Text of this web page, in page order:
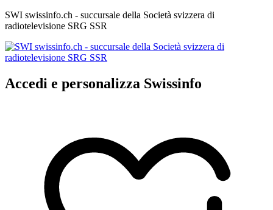
SWI swissinfo.ch - succursale della Società svizzera di
radiotelevisione SRG SSR
Accedi e personalizza Swissinfo